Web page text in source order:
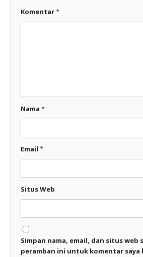
Komentar*
Nama *
Email *
Situs Web
Simpan nama, email, dan situs web
peramban ini untuk komentar saya